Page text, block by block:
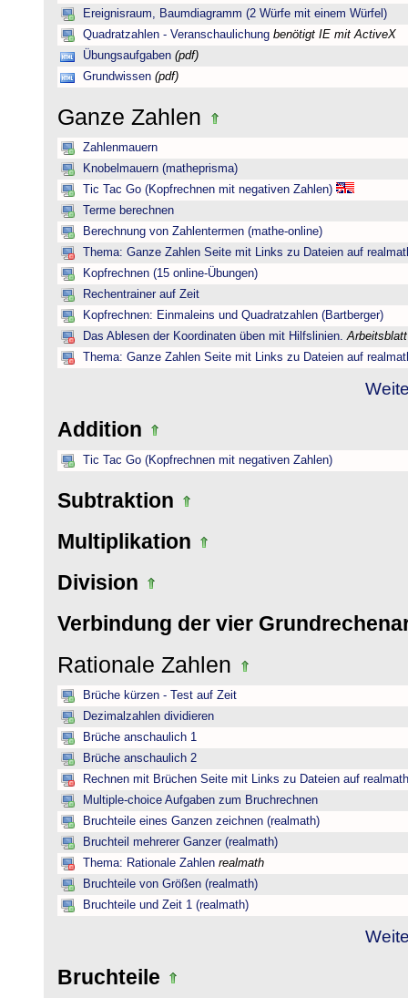
Ereignisraum, Baumdiagramm (2 Würfe mit einem Würfel)
Quadratzahlen - Veranschaulichung benötigt IE mit ActiveX
Übungsaufgaben (pdf)
Grundwissen (pdf)
Ganze Zahlen
Zahlenmauern
Knobelmauern (matheprisma)
Tic Tac Go (Kopfrechnen mit negativen Zahlen)
Terme berechnen
Berechnung von Zahlentermen (mathe-online)
Thema: Ganze Zahlen Seite mit Links zu Dateien auf
Kopfrechnen (15 online-Übungen)
Rechentrainer auf Zeit
Kopfrechnen: Einmaleins und Quadratzahlen (Bartberger)
Das Ablesen der Koordinaten üben mit Hilfslinien.
Thema: Ganze Zahlen Seite mit Links zu Dateien auf
Addition
Tic Tac Go (Kopfrechnen mit negativen Zahlen)
Subtraktion
Multiplikation
Division
Verbindung der vier
Rationale Zahlen
Brüche kürzen - Test auf Zeit
Dezimalzahlen dividieren
Brüche anschaulich 1
Brüche anschaulich 2
Rechnen mit Brüchen Seite mit Links zu Dateien auf
Multiple-choice Aufgaben zum Bruchrechnen
Bruchteile eines Ganzen zeichnen (realmath)
Bruchteil mehrerer Ganzer (realmath)
Thema: Rationale Zahlen realmath
Bruchteile von Größen (realmath)
Bruchteile und Zeit 1 (realmath)
Bruchteile